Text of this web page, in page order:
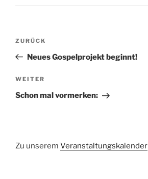
Beitragsnavigation
Vorheriger
Beitrag
ZURÜCK
Neues Gospelprojekt beginnt!
Nächster
Beitrag
WEITER
Schon mal vormerken:
Zu unserem Veranstaltungskalender